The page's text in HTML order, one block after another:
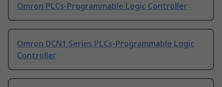
Omron PLCs-Programmable Logic Controller
Omron DCN1 Series PLCs-Programmable Logic
Controller